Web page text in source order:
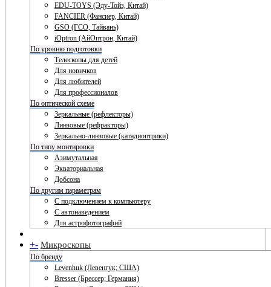
EDU-TOYS (Эду-Тойз, Китай)
FANCIER (Фансиер, Китай)
GSO (ГСО, Тайвань)
iOptron (АйОптрон, Китай)
По уровню подготовки
Телескопы для детей
Для новичков
Для любителей
Для профессионалов
По оптической схеме
Зеркальные (рефлекторы)
Линзовые (рефракторы)
Зеркально-линзовые (катадиоптрики)
По типу монтировки
Азимутальная
Экваториальная
Добсона
По другим параметрам
С подключением к компьютеру
С автонаведением
Для астрофотографий
+- Микроскопы
По бренду
Levenhuk (Левенгук; США)
Bresser (Брессер; Германия)